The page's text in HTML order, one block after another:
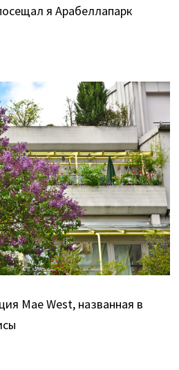
я Арабеллапарк
Mae West, названная в